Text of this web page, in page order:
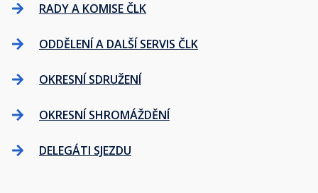
RADY A KOMISE ČLK
ODDĚLENÍ A DALŠÍ SERVIS ČLK
OKRESNÍ SDRUŽENÍ
OKRESNÍ SHROMÁŽDĚNÍ
DELEGÁTI SJEZDU